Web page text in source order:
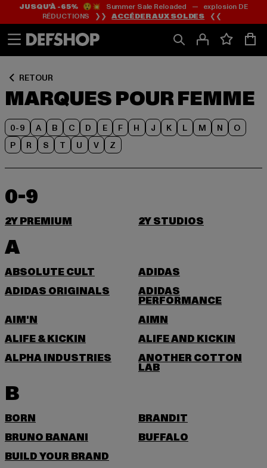
Passer
au
Passer
au
de
JUSQU’À -65%😲💥 Summer Sale Reloaded — explosion DE
RÉDUCTIONS ❯❯ACCÉDER AUX SOLDES ❮❮
RETOUR
MARQUES POUR FEMME
0-9 A B C D E F H J K L M N
O
P
R S T U V Z
0-9
2Y PREMIUM 2Y STUDIOS
A
ABSOLUTE CULT
ADIDAS
ADIDAS ORIGINALS
ADIDAS
PERFORMANCE
AIM'N
AIMN
ALIFE & KICKIN
ALIFE AND KICKIN
ALPHA INDUSTRIES
ANOTHER COTTON
LAB
B
BORN
BRANDIT
BRUNO BANANI
BUFFALO
BUILD YOUR BRAND